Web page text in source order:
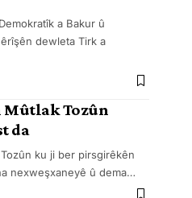
a Bakur û
dewleta Tirk a
Mûtlak Tozûn
da
ku ji ber pirsgirêkên
nexweşxaneyê û dema…